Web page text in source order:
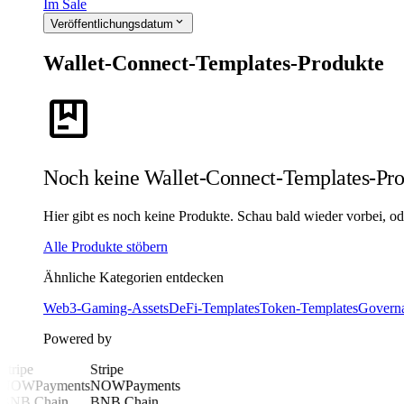
Im Sale
Veröffentlichungsdatum expand_more
Wallet-Connect-Templates-Produkte
package
Noch keine Wallet-Connect-Templates-
Hier gibt es noch keine Produkte. Schau bald wieder vorbei,
Alle Produkte stöbern
Ähnliche Kategorien entdecken
Web3-Gaming-AssetsDeFi-TemplatesToken-Templates
Powered by
Stripe
NOWPayments
Stripe
NOWPayments